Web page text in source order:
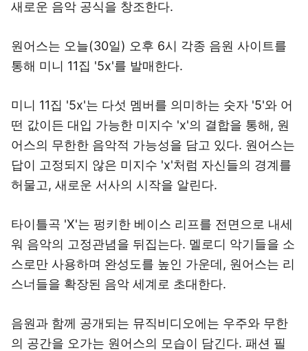
새로운 음악 공식을 창조한다.
원어스는 오늘(30일) 오후 6시 각종 음원 사이트를
통해 미니 11집 '5x'를 발매한다.
미니 11집 '5x'는 다섯 멤버를 의미하는 숫자 '5'와 어
떤 값이든 대입 가능한 미지수 'x'의 결합을 통해, 원
어스의 무한한 음악적 가능성을 담고 있다. 원어스는
답이 고정되지 않은 미지수 'x'처럼 자신들의 경계를
허물고, 새로운 서사의 시작을 알린다.
타이틀곡 'X'는 펑키한 베이스 리프를 전면으로 내세
워 음악의 고정관념을 뒤집는다. 멜로디 악기들을 소
스로만 사용하며 완성도를 높인 가운데, 원어스는 리
스너들을 확장된 음악 세계로 초대한다.
음원과 함께 공개되는 뮤직비디오에는 우주와 무한
의 공간을 오가는 원어스의 모습이 담긴다. 패션 필